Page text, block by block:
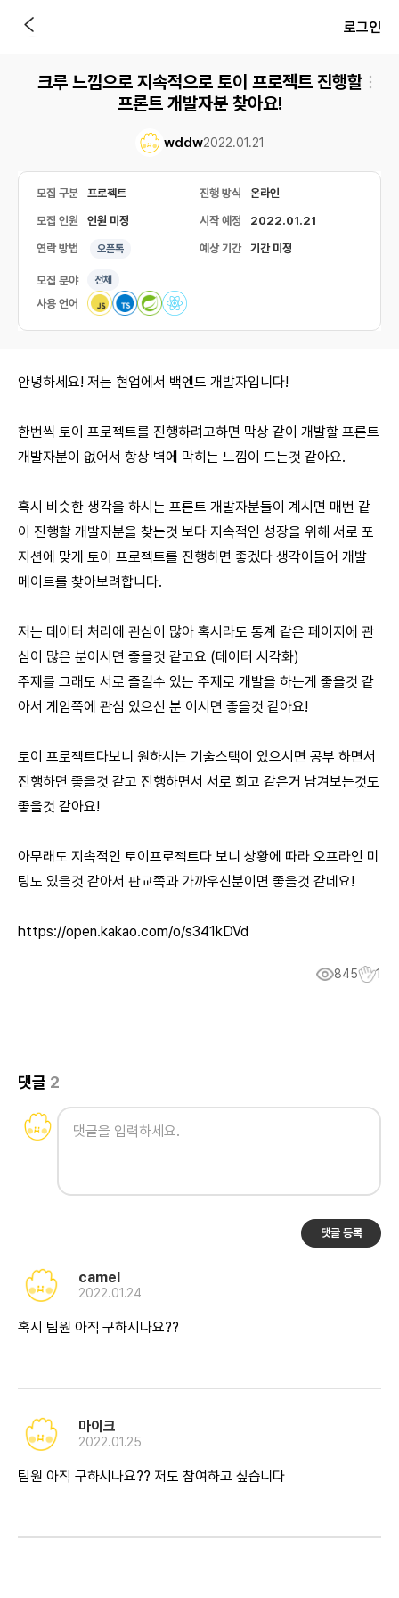
로그인
크루 느낌으로 지속적으로 토이 프로젝트 진행할
프론트 개발자분 찾아요!
wddw2022.01.21
모집 구분 프로젝트 진행 방식 온라인
모집 인원 인원 미정 시작 예정 2022.01.21
연락 방법 오픈톡 예상 기간 기간 미정
모집 분야 전체
사용 언어
안녕하세요! 저는 현업에서 백엔드 개발자입니다!
한번씩 토이 프로젝트를 진행하려고하면 막상 같이 개발할 프론트
개발자분이 없어서 항상 벽에 막히는 느낌이 드는것 같아요.
혹시 비슷한 생각을 하시는 프론트 개발자분들이 계시면 매번 같
이 진행할 개발자분을 찾는것 보다 지속적인 성장을 위해 서로 포
지션에 맞게 토이 프로젝트를 진행하면 좋겠다 생각이들어 개발
메이트를 찾아보려합니다.
저는 데이터 처리에 관심이 많아 혹시라도 통계 같은 페이지에 관
심이 많은 분이시면 좋을것 같고요 (데이터 시각화)
주제를 그래도 서로 즐길수 있는 주제로 개발을 하는게 좋을것 같
아서 게임쪽에 관심 있으신 분 이시면 좋을것 같아요!
토이 프로젝트다보니 원하시는 기술스택이 있으시면 공부 하면서
진행하면 좋을것 같고 진행하면서 서로 회고 같은거 남겨보는것도
좋을것 같아요!
아무래도 지속적인 토이프로젝트다 보니 상황에 따라 오프라인 미
팅도 있을것 같아서 판교쪽과 가까우신분이면 좋을것 같네요!
https://open.kakao.com/o/s341kDVd
845 1
댓글 2
댓글 등록
camel
2022.01.24
혹시 팀원 아직 구하시나요??
마이크
2022.01.25
팀원 아직 구하시나요?? 저도 참여하고 싶습니다